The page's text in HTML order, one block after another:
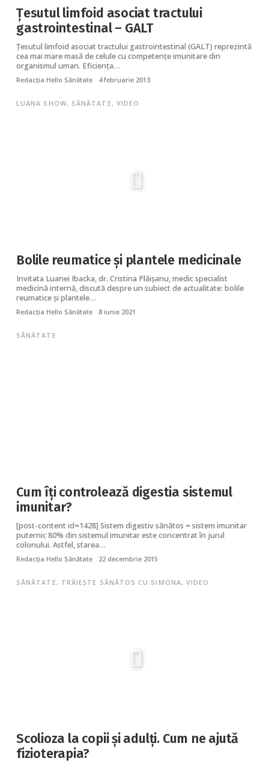
Ţesutul limfoid asociat tractului
gastrointestinal – GALT
Ţesutul limfoid asociat tractului gastrointestinal (GALT) reprezintă
cea mai mare masă de celule cu competențe imunitare din
organismul uman. Eficiența…
Redacția Hello Sănătate 4 februarie 2013
LUANA SHOW, SĂNĂTATE, VIDEO
Bolile reumatice și plantele medicinale
Invitata Luanei Ibacka, dr. Cristina Plăișanu, medic specialist
medicină internă, discută despre un subiect de actualitate: bolile
reumatice și plantele…
Redacția Hello Sănătate 8 iunie 2021
SĂNĂTATE
Cum îți controlează digestia sistemul
imunitar?
[post-content id=1428] Sistem digestiv sănătos = sistem imunitar
puternic 80% din sistemul imunitar este concentrat în jurul
colonului. Astfel, starea…
Redacția Hello Sănătate 22 decembrie 2015
SĂNĂTATE , TRĂIEȘTE SĂNĂTOS CU SIMONA,VIDEO
Scolioza la copii și adulți. Cum ne ajută
fizioterapia?